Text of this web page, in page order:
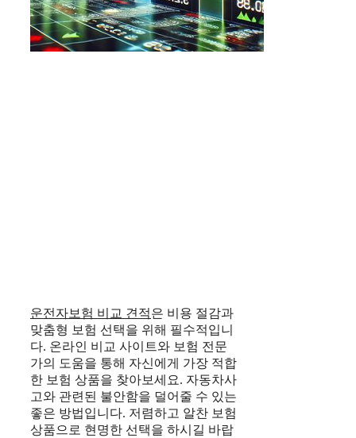
운전자보험 비교 견적은 비용 절감과
맞춤형 보험 선택을 위해 필수적입니
다. 온라인 비교 사이트와 보험 전문
가의 도움을 통해 자신에게 가장 적합
한 보험 상품을 찾아보세요. 자동차사
고와 관련된 불안함을 덜어줄 수 있는
좋은 방법입니다. 저렴하고 알찬 보험
상품으로 현명한 선택을 하시길 바랍